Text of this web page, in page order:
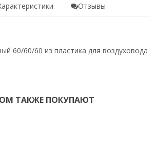
Отзывы
60/60/60 из пластика для воздуховода
ТАКЖЕ ПОКУПАЮТ